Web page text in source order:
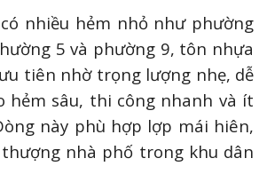
nhiều hẻm nhỏ như phường
5 và phường 9, tôn nhựa
ưu tiên nhờ trọng lượng nhẹ, dễ
hẻm sâu, thi công nhanh và ít
này phù hợp lợp mái hiên,
nhà phố trong khu dân